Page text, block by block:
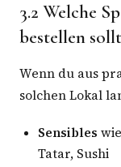
3.2 Welche
bestellen
Wenn du aus
solchen Lokal
Sensibles
Tatar, Sushi